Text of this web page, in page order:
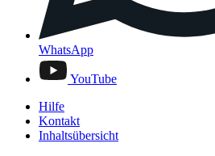
WhatsApp
YouTube
Hilfe
Kontakt
Inhaltsübersicht